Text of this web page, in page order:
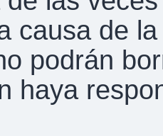
causa de
podrán
haya